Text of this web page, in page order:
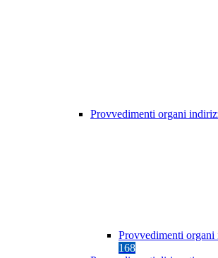
Provvedimenti organi
Provvedimenti
168